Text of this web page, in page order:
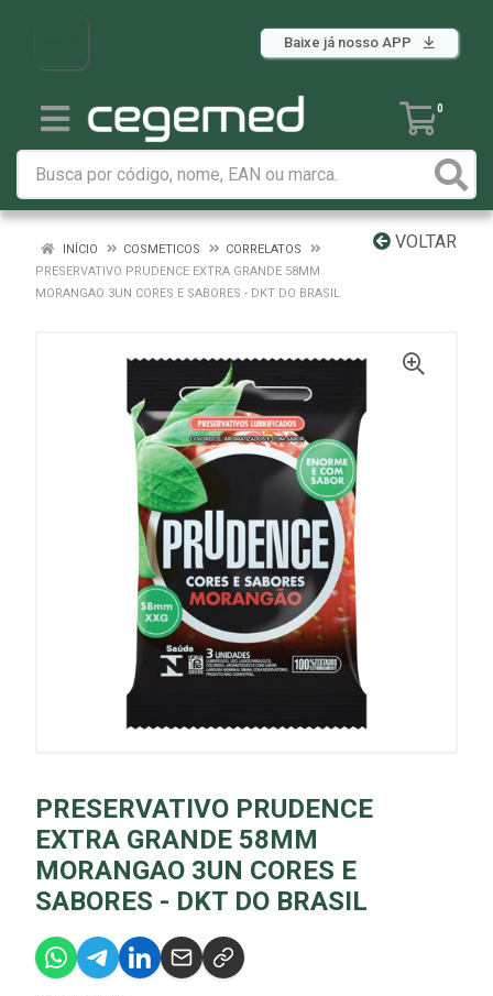
Baixe já nosso APP
0
VOLTAR
INÍCIO COSMETICOS
CORRELATOS
PRESERVATIVO PRUDENCE EXTRA GRANDE 58MM
MORANGAO 3UN CORES E SABORES - DKT DO BRASIL
PRESERVATIVO PRUDENCE
EXTRA GRANDE 58MM
MORANGAO 3UN CORES E
SABORES - DKT DO BRASIL